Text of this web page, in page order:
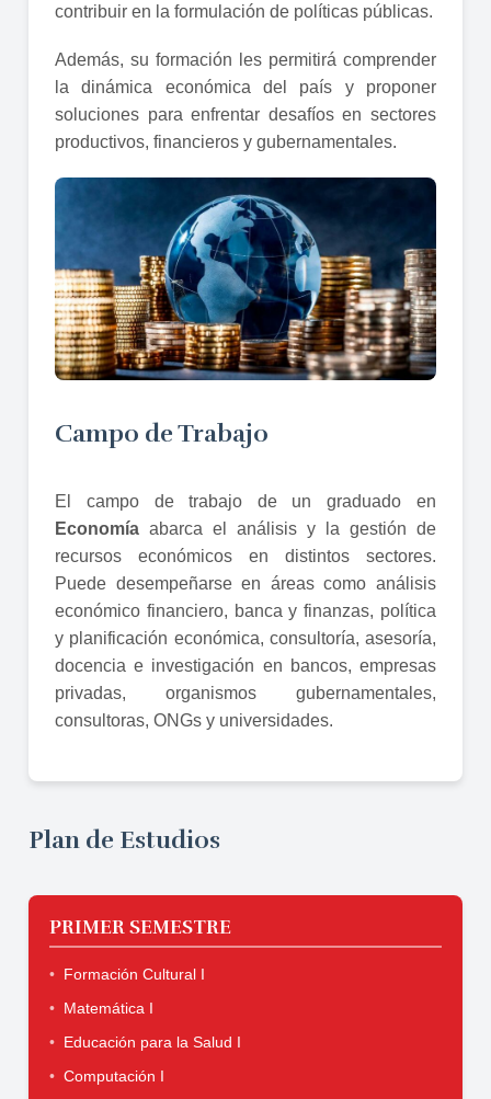
contribuir en la formulación de políticas públicas.
Además, su formación les permitirá comprender
la dinámica económica del país y proponer
soluciones para enfrentar desafíos en sectores
productivos, financieros y gubernamentales.
Campo de Trabajo
El campo de trabajo de un graduado en
Economía abarca el análisis y la gestión de
recursos económicos en distintos sectores.
Puede desempeñarse en áreas como análisis
económico financiero, banca y finanzas, política
y planificación económica, consultoría, asesoría,
docencia e investigación en bancos, empresas
privadas, organismos gubernamentales,
consultoras, ONGs y universidades.
Plan de Estudios
PRIMER SEMESTRE
Formación Cultural I
Matemática I
Educación para la Salud I
Computación I